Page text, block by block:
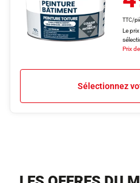
TTC/
Le
Prix
Sélectionnez